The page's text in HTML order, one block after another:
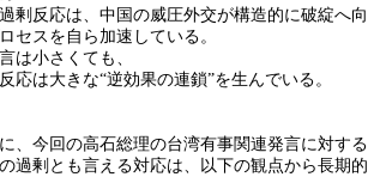
剰反応は、中国の威圧外交が構造的に破綻へ向
セスを自ら加速している。
は小さくても、
応は大きな“逆効果の連鎖”を生んでいる。
、今回の高石総理の台湾有事関連発言に対する
過剰とも言える対応は、以下の観点から長期的